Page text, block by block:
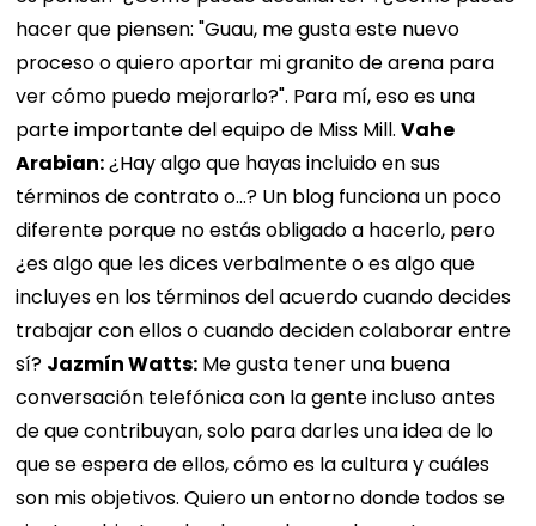
hacer que piensen: "Guau, me gusta este nuevo
proceso o quiero aportar mi granito de arena para
ver cómo puedo mejorarlo?". Para mí, eso es una
parte importante del equipo de Miss Mill.Vahe
Arabian:¿Hay algo que hayas incluido en sus
términos de contrato o...? Un blog funciona un poco
diferente porque no estás obligado a hacerlo, pero
¿es algo que les dices verbalmente o es algo que
incluyes en los términos del acuerdo cuando decides
trabajar con ellos o cuando deciden colaborar entre
sí? Jazmín Watts: Me gusta tener una buena
conversación telefónica con la gente incluso antes
de que contribuyan, solo para darles una idea de lo
que se espera de ellos, cómo es la cultura y cuáles
son mis objetivos. Quiero un entorno donde todos se